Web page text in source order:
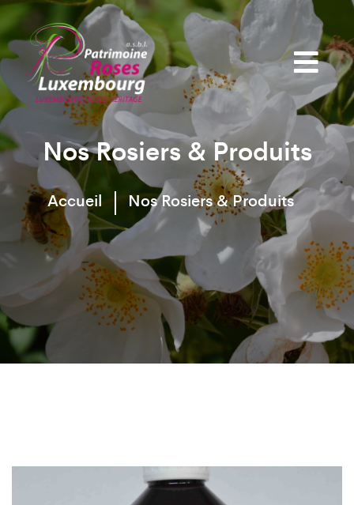
Nos Rosiers & Produits
Accueil Nos Rosiers & Produits